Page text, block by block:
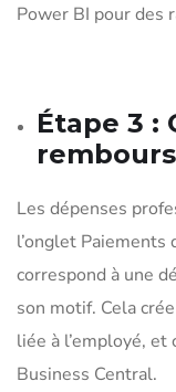
Power BI pour des
Étape 3 :
Les dépenses
l’onglet Paiements
correspond à une
son motif. Cela
liée à l’employé,
Business Central.